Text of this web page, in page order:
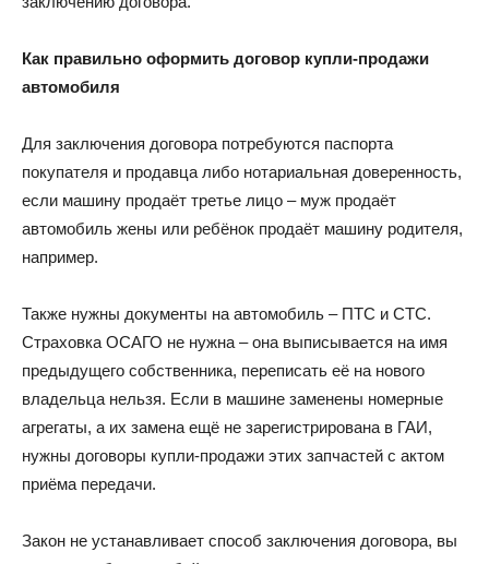
Как правильно оформить договор купли-продажи
автомобиля
Для заключения договора потребуются паспорта
покупателя и продавца либо нотариальная доверенность,
если машину продаёт третье лицо – муж продаёт
автомобиль жены или ребёнок продаёт машину родителя,
например.
Также нужны документы на автомобиль – ПТС и СТС.
Страховка ОСАГО не нужна – она выписывается на имя
предыдущего собственника, переписать её на нового
владельца нельзя. Если в машине заменены номерные
агрегаты, а их замена ещё не зарегистрирована в ГАИ,
нужны договоры купли-продажи этих запчастей с актом
приёма передачи.
Закон не устанавливает способ заключения договора, вы